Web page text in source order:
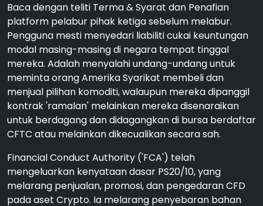
Baca dengan teliti Terma & Syarat dan Penafian
platform pelabur pihak ketiga sebelum melabur.
Pengguna mesti menyedari liabiliti cukai keuntungan
modal masing-masing di negara tempat tinggal
mereka. Adalah menyalahi undang-undang untuk
meminta orang Amerika Syarikat membeli dan
menjual pilihan komoditi, walaupun mereka dipanggil
kontrak 'ramalan' melainkan mereka disenaraikan
untuk berdagang dan didagangkan di bursa berdaftar
CFTC atau melainkan dikecualikan secara sah.
Financial Conduct Authority ('FCA') telah
mengeluarkan kenyataan dasar PS20/10, yang
melarang penjualan, promosi, dan pengedaran CFD
pada aset Crypto. Ia melarang penyebaran bahan